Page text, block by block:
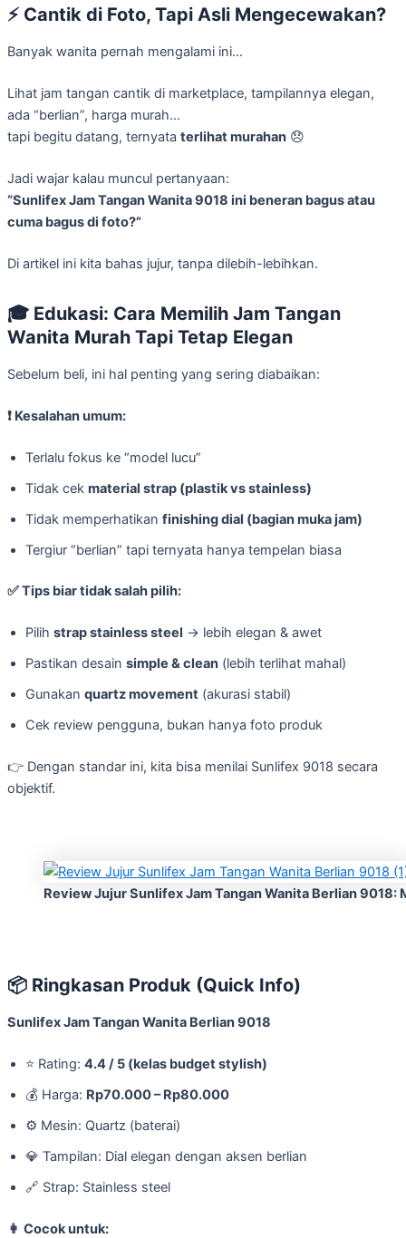
⚡ Cantik di Foto, Tapi Asli Mengecewakan?
Banyak wanita pernah mengalami ini…
Lihat jam tangan cantik di marketplace, tampilannya elegan,
ada “berlian”, harga murah…
tapi begitu datang, ternyata terlihat murahan 😞
Jadi wajar kalau muncul pertanyaan:
“Sunlifex Jam Tangan Wanita 9018 ini beneran bagus atau
cuma bagus di foto?”
Di artikel ini kita bahas jujur, tanpa dilebih-lebihkan.
🎓 Edukasi: Cara Memilih Jam Tangan
Wanita Murah Tapi Tetap Elegan
Sebelum beli, ini hal penting yang sering diabaikan:
❗ Kesalahan umum:
Terlalu fokus ke “model lucu”
Tidak cek material strap (plastik vs stainless)
Tidak memperhatikan finishing dial (bagian muka jam)
Tergiur “berlian” tapi ternyata hanya tempelan biasa
✅Tips biar tidak salah pilih:
Pilih strap stainless steel → lebih elegan & awet
Pastikan desain simple & clean (lebih terlihat mahal)
Gunakan quartz movement (akurasi stabil)
Cek review pengguna, bukan hanya foto produk
👉 Dengan standar ini, kita bisa menilai Sunlifex 9018 secara
objektif.
Review Jujur Sunlifex Jam Tangan Wanita Berlian
📦 Ringkasan Produk (Quick Info)
Sunlifex Jam Tangan Wanita Berlian 9018
⭐ Rating: 4.4 / 5 (kelas budget stylish)
💰 Harga: Rp70.000 – Rp80.000
⚙️ Mesin: Quartz (baterai)
💎 Tampilan: Dial elegan dengan aksen berlian
🔗 Strap: Stainless steel
👩 Cocok untuk: